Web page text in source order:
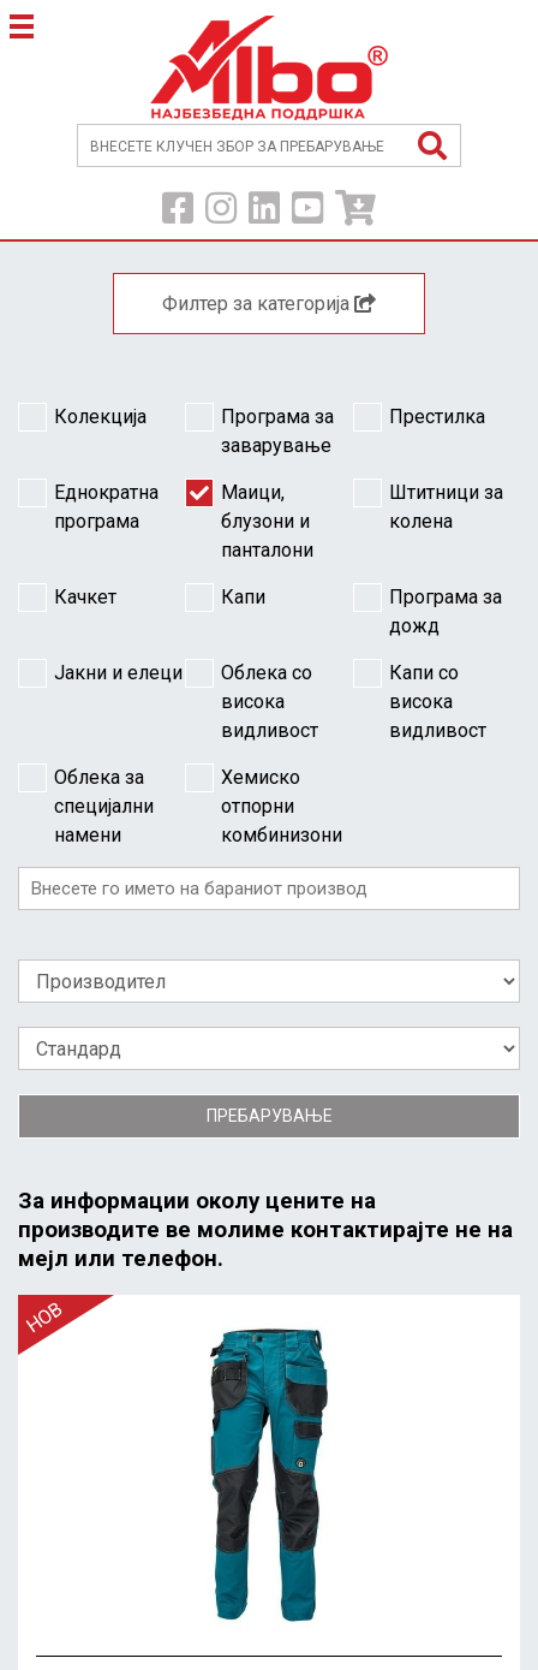
Филтер за категорија
Колекција
Програма за
заварување
Престилка
Еднократна
програма
Маици,
блузони и
панталони
Штитници за
колена
Качкет Капи
Програма за
дожд
Јакни и елеци
Облека со
висока
видливост
Капи со
висока
видливост
Облека за
специјални
намени
Хемиско
отпорни
комбинизони
ПРЕБАРУВАЊЕ
За информации околу цените на
производите ве молиме контактирајте не на
мејл или телефон.